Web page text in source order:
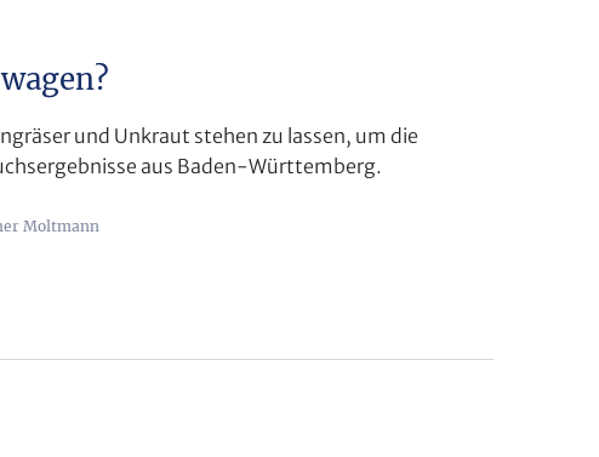
und Unkraut stehen zu lassen, um die
aus Baden-Württemberg.
Moltmann